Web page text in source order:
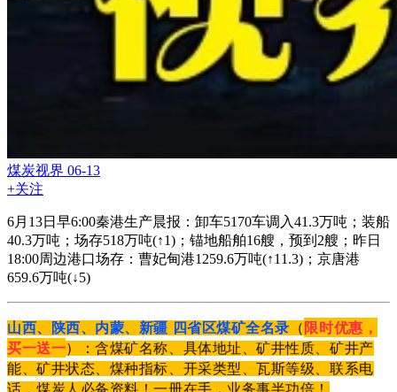
煤炭视界 06-13
+关注
6月13日早6:00秦港生产晨报：卸车5170车调入41.3万吨；装船
40.3万吨；场存518万吨(↑1)；锚地船舶16艘，预到2艘；昨日
18:00周边港口场存：曹妃甸港1259.6万吨(↑11.3)；京唐港
659.6万吨(↓5)
山西、陕西、内蒙、新疆 四省区煤矿全名录 （限时优惠，
买一送一）：含煤矿名称、具体地址、矿井性质、矿井产
能、矿井状态、煤种指标、开采类型、瓦斯等级、联系电